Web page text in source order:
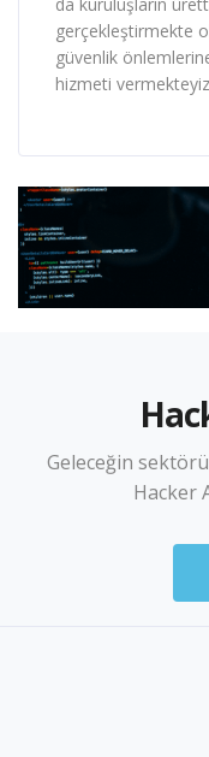
gerçekleştirmekte
güvenlik
hizmeti
Geleceğin
Hacker